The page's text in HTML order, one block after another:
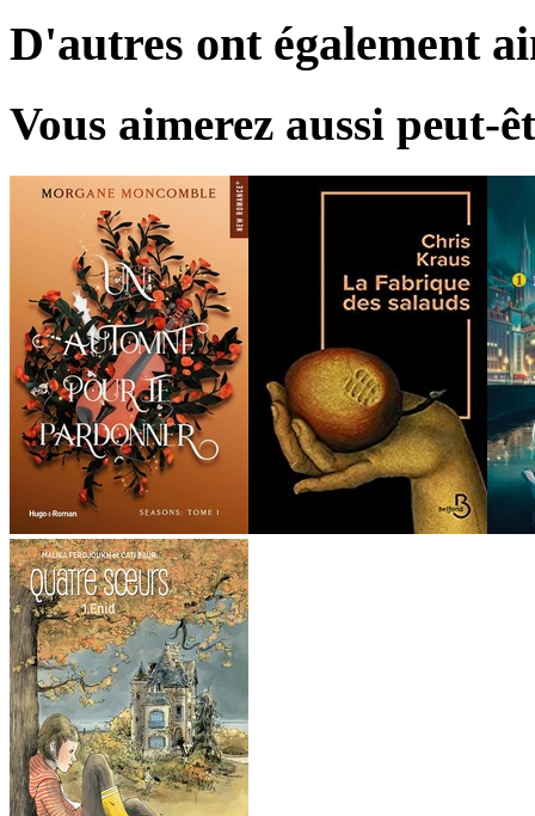
D'autres ont également
Vous aimerez aussi peut-